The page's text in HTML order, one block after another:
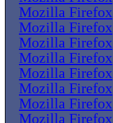
Mozilla Firefox
Mozilla Firefox
Mozilla Firefox
Mozilla Firefox
Mozilla Firefox
Mozilla Firefox
Mozilla Firefox
Mozilla Firefox